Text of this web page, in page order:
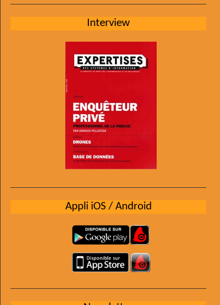
Interview
Appli iOS / Android